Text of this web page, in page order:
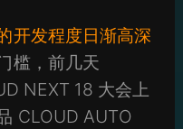
开发程度日渐高深
槛，前几天
NEXT 18 大会上
CLOUD AUTO